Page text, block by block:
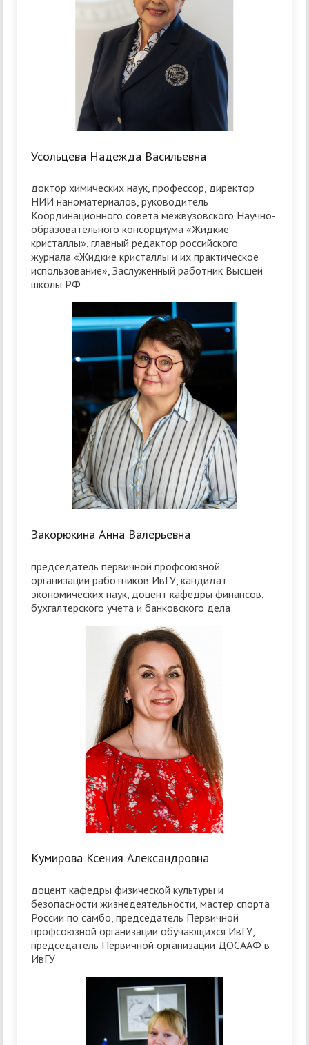
Усольцева Надежда Васильевна
доктор химических наук, профессор, директор
НИИ наноматериалов, руководитель
Координационного совета межвузовского Научно-
образовательного консорциума «Жидкие
кристаллы», главный редактор российского
журнала «Жидкие кристаллы и их практическое
использование», Заслуженный работник Высшей
школы РФ
Закорюкина Анна Валерьевна
председатель первичной профсоюзной
организации работников ИвГУ, кандидат
экономических наук, доцент кафедры финансов,
бухгалтерского учета и банковского дела
Кумирова Ксения Александровна
доцент кафедры физической культуры и
безопасности жизнедеятельности, мастер спорта
России по самбо, председатель Первичной
профсоюзной организации обучающихся ИвГУ,
председатель Первичной организации ДОСААФ в
ИвГУ